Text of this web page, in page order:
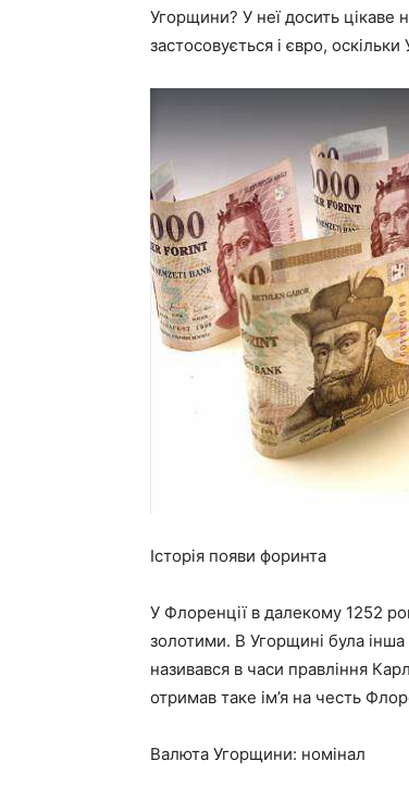
Угорщини? У неї досить цікаве
застосовується і євро,
Історія появи форинта
У Флоренції в далекому 1252
золотими. В Угорщині була інша
називався в часи правління
отримав таке ім’я на честь
Валюта Угорщини: номінал